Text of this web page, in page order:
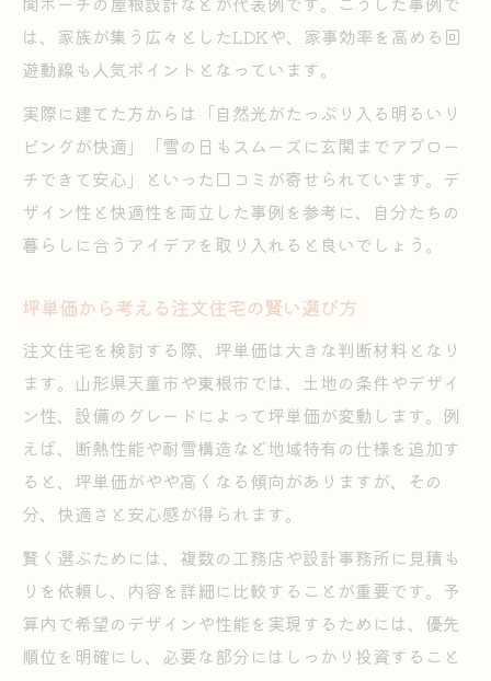
は、家族が集う広々としたLDKや、家事効率を高める回
遊動線も人気ポイントとなっています。
実際に建てた方からは「自然光がたっぷり入る明るいリ
ビングが快適」「雪の日もスムーズに玄関までアプロー
チできて安心」といった口コミが寄せられています。デ
ザイン性と快適性を両立した事例を参考に、自分たちの
暮らしに合うアイデアを取り入れると良いでしょう。
坪単価から考える注文住宅の賢い選び方
注文住宅を検討する際、坪単価は大きな判断材料となり
ます。山形県天童市や東根市では、土地の条件やデザイ
ン性、設備のグレードによって坪単価が変動します。例
えば、断熱性能や耐雪構造など地域特有の仕様を追加す
ると、坪単価がやや高くなる傾向がありますが、その
分、快適さと安心感が得られます。
賢く選ぶためには、複数の工務店や設計事務所に見積も
りを依頼し、内容を詳細に比較することが重要です。予
算内で希望のデザインや性能を実現するためには、優先
順位を明確にし、必要な部分にはしっかり投資すること